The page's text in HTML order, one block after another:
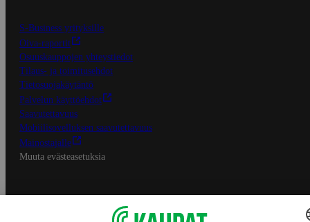
S-Business yrityksille
Oiva-raportit
Osuuskauppojen yhteystiedot
Tilaus- ja toimitusehdot
Tietosuojakäytäntö
Palvelun käyttöehdot
Saavutettavuus
Mobiilisovelluksen saavutettavuus
Mainostajalle
Muuta evästeasetuksia
S-ryhmän palvelut